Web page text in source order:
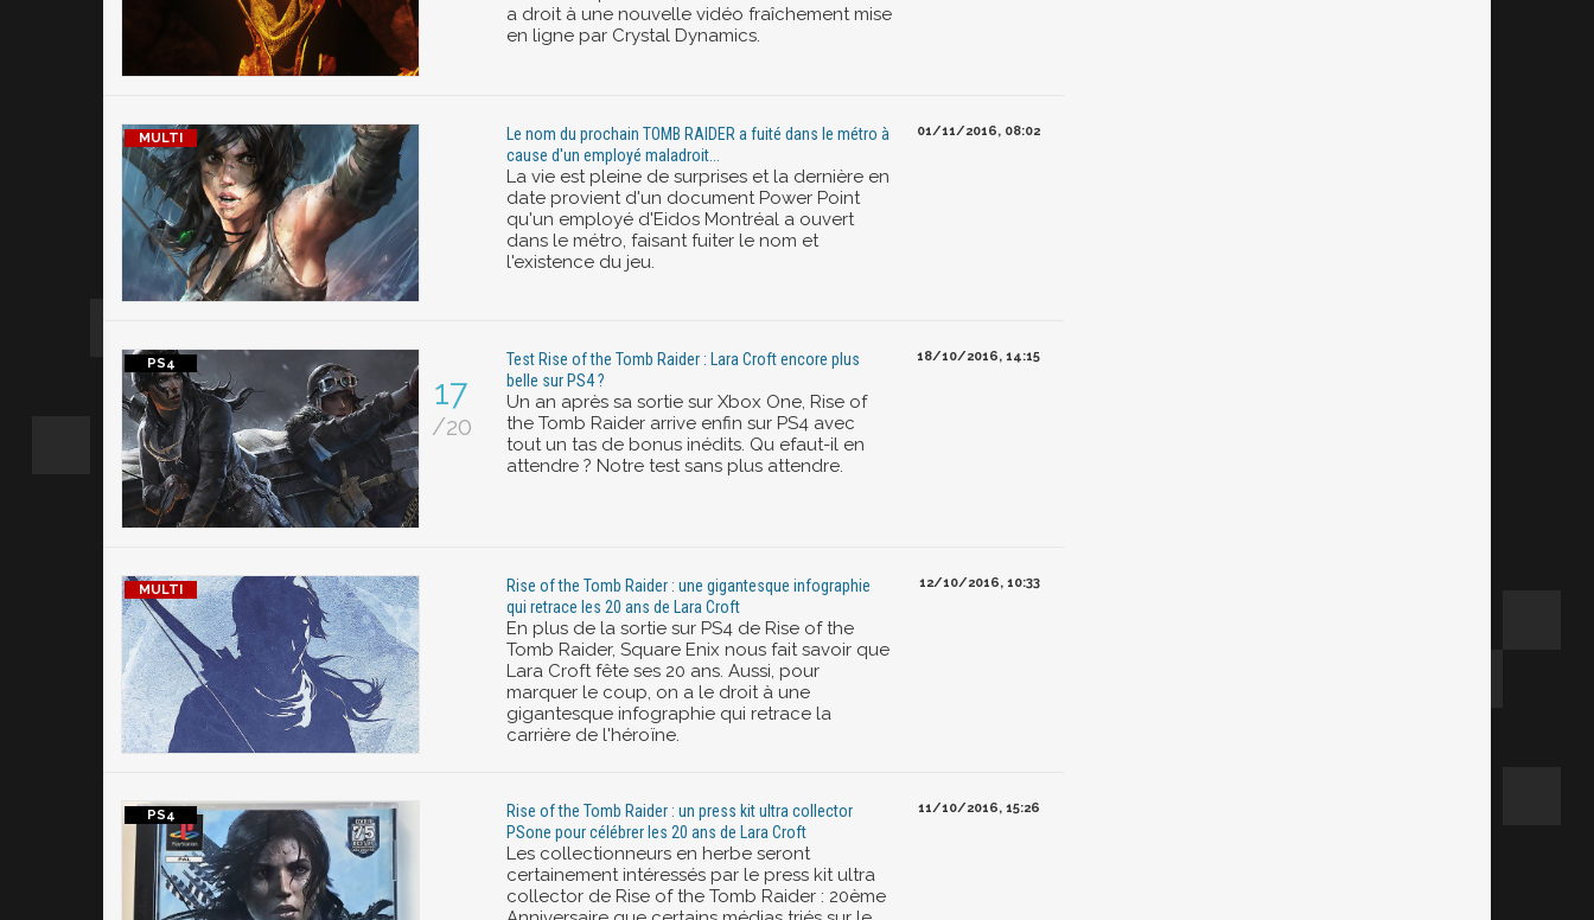
a droit à une nouvelle vidéo fraîchement mise
en ligne par Crystal Dynamics.
Le nom du prochain TOMB RAIDER a fuité dans le métro à
cause d'un employé maladroit...
La vie est pleine de surprises et la dernière en
date provient d'un document Power Point
qu'un employé d'Eidos Montréal a ouvert
dans le métro, faisant fuiter le nom et
l'existence du jeu.
01/11/2016, 08:02
17
/20
Test Rise of the Tomb Raider : Lara Croft encore plus
belle sur PS4 ?
Un an après sa sortie sur Xbox One, Rise of
the Tomb Raider arrive enfin sur PS4 avec
tout un tas de bonus inédits. Qu efaut-il en
attendre ? Notre test sans plus attendre.
18/10/2016, 14:15
Rise of the Tomb Raider : une gigantesque infographie
qui retrace les 20 ans de Lara Croft
En plus de la sortie sur PS4 de Rise of the
Tomb Raider, Square Enix nous fait savoir que
Lara Croft fête ses 20 ans. Aussi, pour
marquer le coup, on a le droit à une
gigantesque infographie qui retrace la
carrière de l'héroïne.
12/10/2016, 10:33
Rise of the Tomb Raider : un press kit ultra collector
PSone pour célébrer les 20 ans de Lara Croft
Les collectionneurs en herbe seront
certainement intéressés par le press kit ultra
collector de Rise of the Tomb Raider : 20ème
11/10/2016, 15:26